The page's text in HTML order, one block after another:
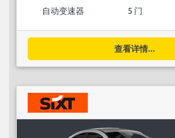
自动变速器 5 门
查看详情...